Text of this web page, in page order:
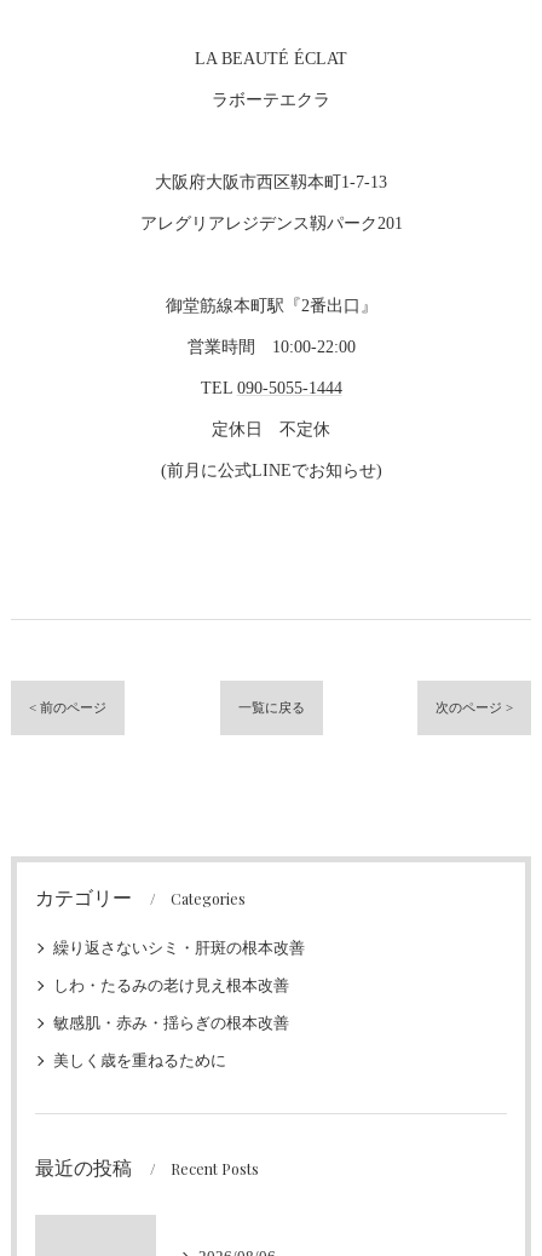
LA BEAUTÉ ÉCLAT
ラボーテエクラ
大阪府大阪市西区靱本町1-7-13
アレグリアレジデンス靱パーク201
御堂筋線本町駅『2番出口』
営業時間 10:00-22:00
TEL 090-5055-1444
定休日 不定休
(前月に公式LINEでお知らせ)
< 前のページ 一覧に戻る 次のページ >
カテゴリー Categories
繰り返さないシミ・肝斑の根本改善
しわ・たるみの老け見え根本改善
敏感肌・赤み・揺らぎの根本改善
美しく歳を重ねるために
最近の投稿 Recent Posts